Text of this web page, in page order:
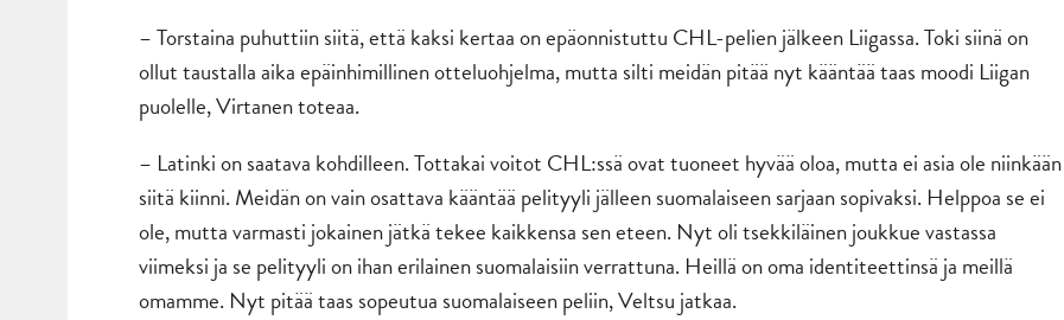
– Torstaina puhuttiin siitä, että kaksi kertaa on epäonnistuttu CHL-pelien jälkeen Liigassa. Toki siinä on
ollut taustalla aika epäinhimillinen otteluohjelma, mutta silti meidän pitää nyt kääntää taas moodi Liigan
puolelle, Virtanen toteaa.
– Latinki on saatava kohdilleen. Tottakai voitot CHL:ssä ovat tuoneet hyvää oloa, mutta ei asia ole niinkään
siitä kiinni. Meidän on vain osattava kääntää pelityyli jälleen suomalaiseen sarjaan sopivaksi. Helppoa se ei
ole, mutta varmasti jokainen jätkä tekee kaikkensa sen eteen. Nyt oli tsekkiläinen joukkue vastassa
viimeksi ja se pelityyli on ihan erilainen suomalaisiin verrattuna. Heillä on oma identiteettinsä ja meillä
omamme. Nyt pitää taas sopeutua suomalaiseen peliin, Veltsu jatkaa.